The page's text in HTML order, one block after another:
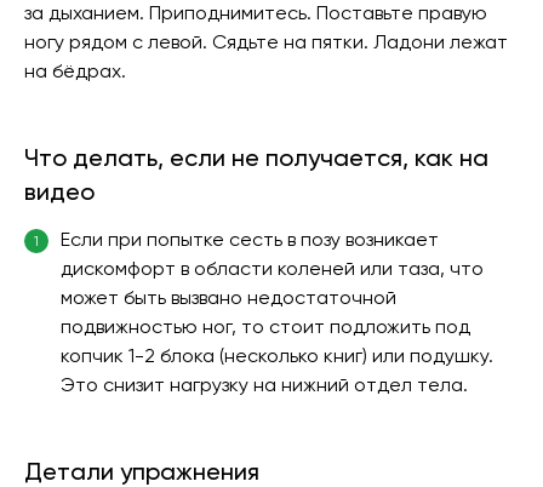
за дыханием. Приподнимитесь. Поставьте правую
ногу рядом с левой. Сядьте на пятки. Ладони лежат
на бёдрах.
Что делать, если не получается, как на
видео
1
Если при попытке сесть в позу возникает
дискомфорт в области коленей или таза, что
может быть вызвано недостаточной
подвижностью ног, то стоит подложить под
копчик 1-2 блока (несколько книг) или подушку.
Это снизит нагрузку на нижний отдел тела.
Детали упражнения